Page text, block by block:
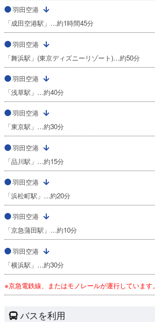
羽田空港
「成田空港駅」…約1時間45分
羽田空港
「舞浜駅」(東京ディズニーリゾート)…約50分
羽田空港
「浅草駅」…約40分
羽田空港
「東京駅」…約30分
羽田空港
「品川駅」…約15分
羽田空港
「浜松町駅」…約20分
羽田空港
「京急蒲田駅」…約10分
羽田空港
「横浜駅」…約30分
※京急電鉄線、またはモノレールが運行しています。
バスを利用